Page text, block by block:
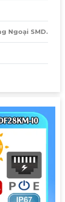
Ngoại SMD.